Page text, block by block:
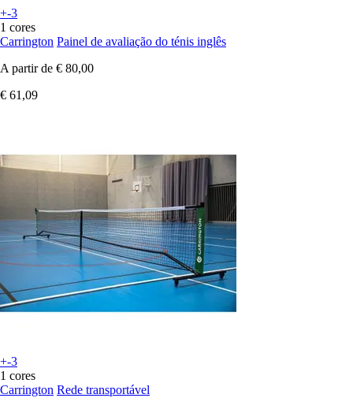
+-3
1 cores
Carrington Painel de avaliação do ténis inglês
A partir de € 80,00
€ 61,09
+-3
1 cores
Carrington Rede transportável